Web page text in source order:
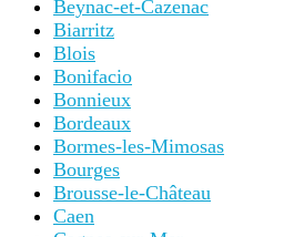
Beynac-et-Cazenac
Biarritz
Blois
Bonifacio
Bonnieux
Bordeaux
Bormes-les-Mimosas
Bourges
Brousse-le-Château
Caen